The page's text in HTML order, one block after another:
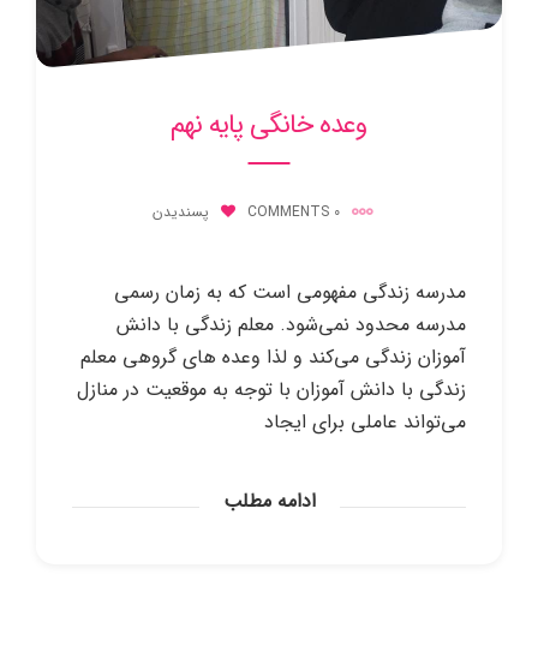
وعده‌ خانگی پایه نهم
0 COMMENTS پسندیدن
مدرسه زندگی مفهومی است که به زمان رسمی
مدرسه محدود نمی‌شود. معلم زندگی با دانش
آموزان زندگی می‌کند و لذا وعده های گروهی معلم
زندگی با دانش آموزان با توجه به موقعیت در منازل
می‌تواند عاملی برای ایجاد
ادامه مطلب